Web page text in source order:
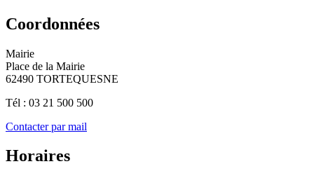
Coordonnées
Mairie
Place de la Mairie
62490 TORTEQUESNE
Tél : 03 21 500 500
Contacter par mail
Horaires